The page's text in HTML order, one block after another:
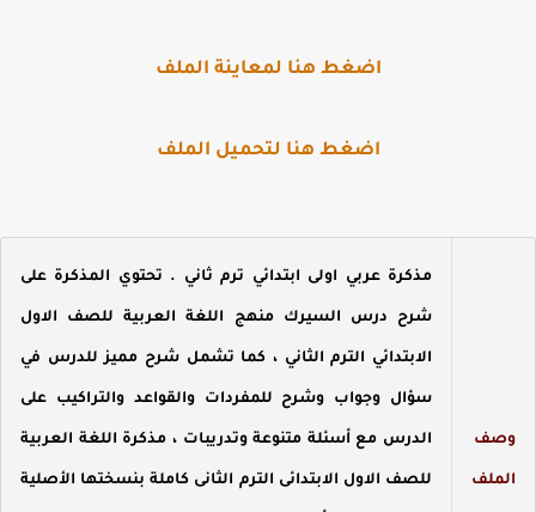
اضغط هنا لمعاينة الملف
اضغط هنا لتحميل الملف
وصف
الملف
مذكرة عربي اولى ابتدائي ترم ثاني . تحتوي المذكرة على
شرح درس السيرك منهج اللغة العربية للصف الاول
الابتدائي الترم الثاني ، كما تشمل شرح مميز للدرس في
سؤال وجواب وشرح للمفردات والقواعد والتراكيب على
الدرس مع أسئلة متنوعة وتدريبات ، مذكرة اللغة العربية
للصف الاول الابتدائى الترم الثانى كاملةبنسختها الأصلية